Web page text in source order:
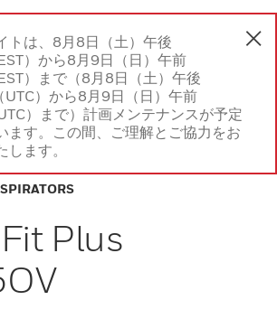
トは、8月8日（土）午後
）から8月9日（日）午前
）まで（8月8日（土）午後
）から8月9日（日）午前
）まで）計画メンテナンスが予定
ます。この間、ご理解とご協力をお
します。
Plus